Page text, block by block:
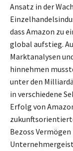
Ansatz in der
dass Amazon zu
global aufstieg.
Marktanalysen
hinnehmen
unter den
in verschiedene
Erfolg von
Bezoss